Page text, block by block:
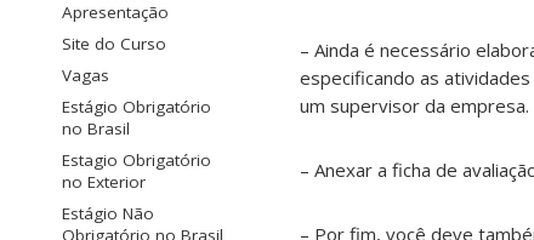
Apresentação
Site do Curso
Vagas
Estágio Obrigatório
no Brasil
Estagio Obrigatório
no Exterior
Estágio Não
Obrigatório no Brasil
– Ainda é necessário
especificando as
um supervisor da empresa.
– Anexar a ficha de
– Por fim, você deve